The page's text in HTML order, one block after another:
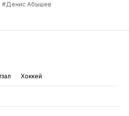
#Денис Абышев
Хоккей